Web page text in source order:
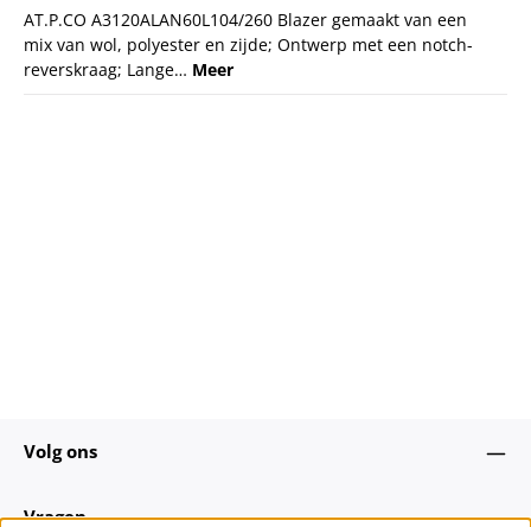
AT.P.CO A3120ALAN60L104/260 Blazer gemaakt van een
mix van wol, polyester en zijde; Ontwerp met een notch-
reverskraag; Lange… Meer
Volg ons
Vragen